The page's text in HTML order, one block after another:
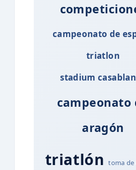
campeonato de
triatlon
stadium
campeonato
aragón
triatlón toma de